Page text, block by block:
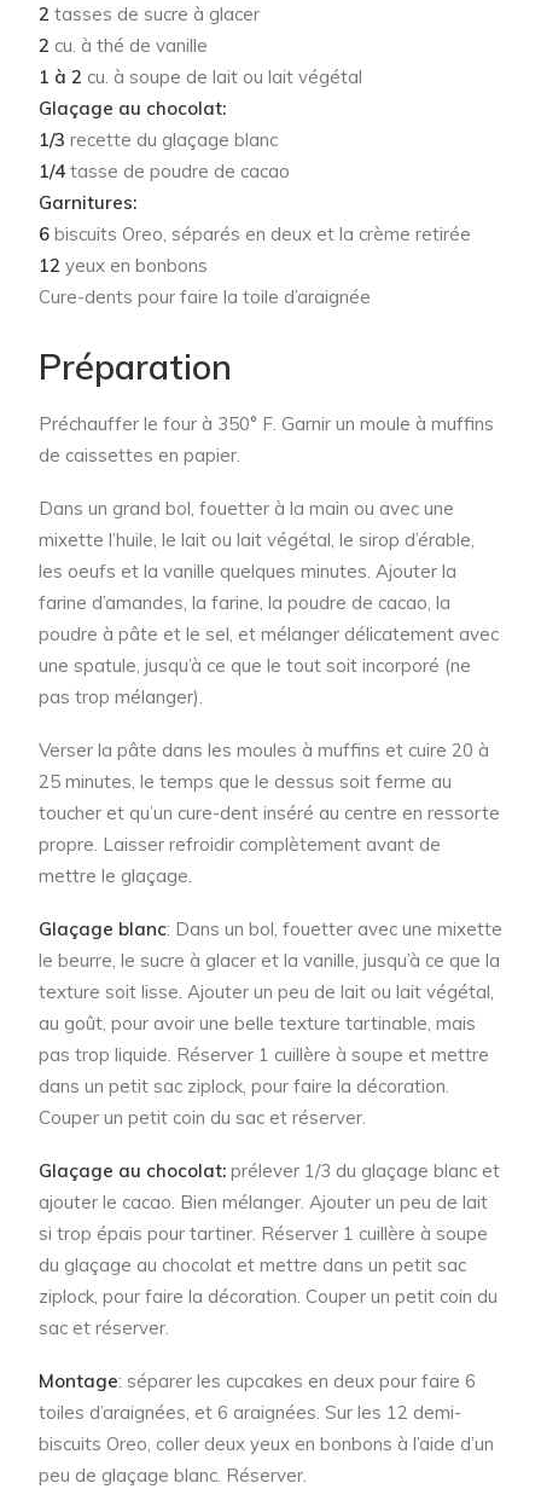
2 tasses de sucre à glacer
2 cu. à thé de vanille
1 à 2 cu. à soupe de lait ou lait végétal
Glaçage au chocolat:
1/3 recette du glaçage blanc
1/4 tasse de poudre de cacao
Garnitures:
6 biscuits Oreo, séparés en deux et la crème retirée
12 yeux en bonbons
Cure-dents pour faire la toile d’araignée
Préparation
Préchauffer le four à 350° F. Garnir un moule à muffins
de caissettes en papier.
Dans un grand bol, fouetter à la main ou avec une
mixette l’huile, le lait ou lait végétal, le sirop d’érable,
les oeufs et la vanille quelques minutes. Ajouter la
farine d’amandes, la farine, la poudre de cacao, la
poudre à pâte et le sel, et mélanger délicatement avec
une spatule, jusqu’à ce que le tout soit incorporé (ne
pas trop mélanger).
Verser la pâte dans les moules à muffins et cuire 20 à
25 minutes, le temps que le dessus soit ferme au
toucher et qu’un cure-dent inséré au centre en ressorte
propre. Laisser refroidir complètement avant de
mettre le glaçage.
Glaçage blanc: Dans un bol, fouetter avec une mixette
le beurre, le sucre à glacer et la vanille, jusqu’à ce que la
texture soit lisse. Ajouter un peu de lait ou lait végétal,
au goût, pour avoir une belle texture tartinable, mais
pas trop liquide. Réserver 1 cuillère à soupe et mettre
dans un petit sac ziplock, pour faire la décoration.
Couper un petit coin du sac et réserver.
Glaçage au chocolat: prélever 1/3 du glaçage blanc et
ajouter le cacao. Bien mélanger. Ajouter un peu de lait
si trop épais pour tartiner. Réserver 1 cuillère à soupe
du glaçage au chocolat et mettre dans un petit sac
ziplock, pour faire la décoration. Couper un petit coin du
sac et réserver.
Montage: séparer les cupcakes en deux pour faire 6
toiles d’araignées, et 6 araignées. Sur les 12 demi-
biscuits Oreo, coller deux yeux en bonbons à l’aide d’un
peu de glaçage blanc. Réserver.